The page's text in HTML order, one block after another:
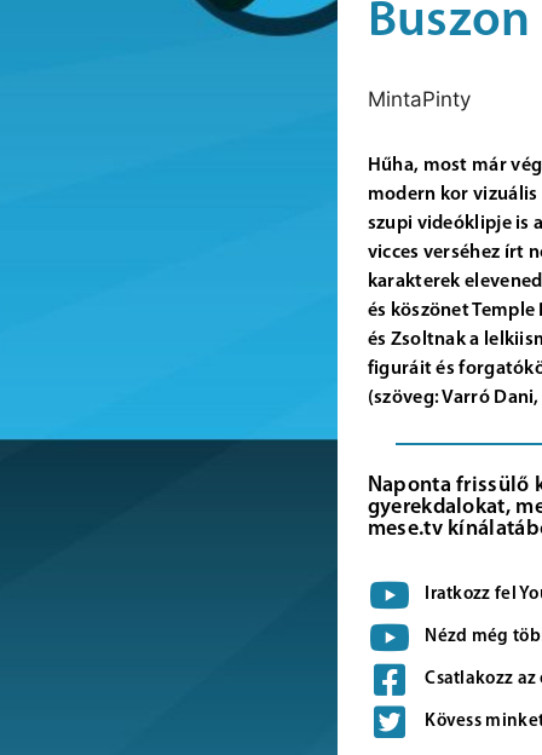
Buszon
MintaPinty
Hűha, most már
modern kor
szupi videóklipje is
vicces verséhez írt
karakterek
és köszönet
és Zsoltnak a
figuráit és
(szöveg: Varró
Naponta frissülő
gyerekdalokat,
mese.tv
Iratkozz fel
Nézd még
Csatlakozz
Kövess